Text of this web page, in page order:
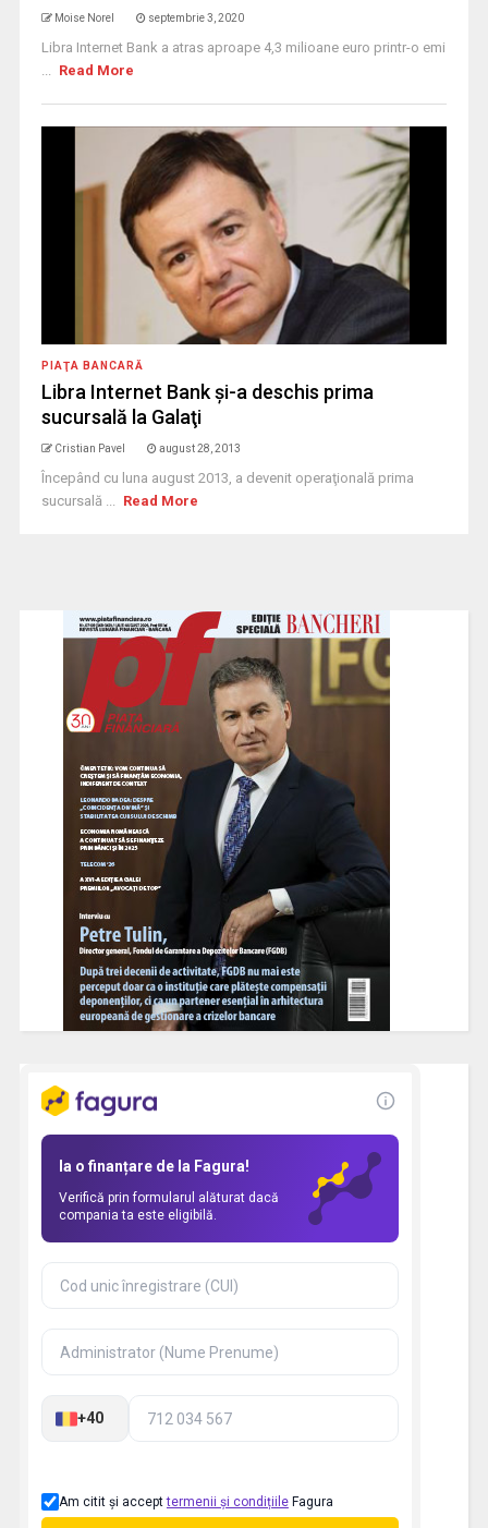
Moise Norel septembrie 3, 2020
Libra Internet Bank a atras aproape 4,3 milioane euro printr-o emi
... Read More
PIAŢA BANCARĂ
Libra Internet Bank şi-a deschis prima
sucursală la Galaţi
Cristian Pavel august 28, 2013
Începând cu luna august 2013, a devenit operaţională prima
sucursală ... Read More